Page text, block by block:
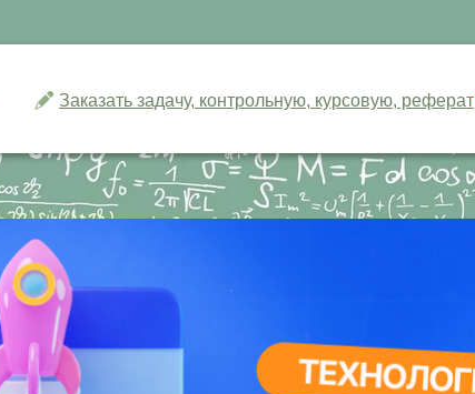
Заказать задачу, контрольную, курсовую, реферат